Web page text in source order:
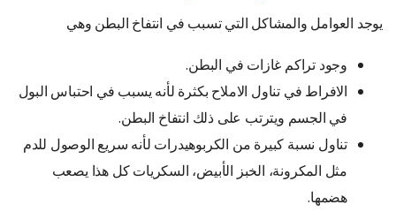
يوجد العوامل والمشاكل التي تسبب في انتفاخ البطن وهي
وجود تراكم غازات في البطن.
الافراط في تناول الاملاح بكثرة لأنه يسبب في احتباس البول
في الجسم ويترتب على ذلك انتفاخ البطن.
تناول نسبة كبيرة من الكربوهيدرات لأنه سريع الوصول للدم
مثل المكرونة، الخبز الأبيض، السكريات كل هذا يصعب
هضمها.